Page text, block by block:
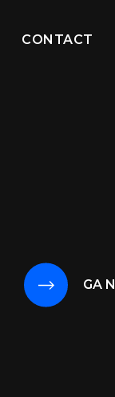
CONTACT
GA